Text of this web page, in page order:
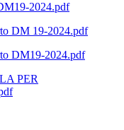
2024.pdf
DM 19-2024.pdf
DM19-2024.pdf
PER